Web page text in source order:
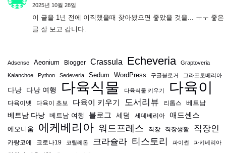
2025년 10월 28일
이 글을 1년 전에 이직했을때 찾아봤으면 좋았을 것을... ㅜㅜ 좋은
글 잘 보고 갑니다.
Adsense Aeonium Blogger Crassula Echeveria Graptoveria
Kalanchoe Python Sedeveria Sedum WordPress 구글블로거 그라프토베리아
다낭 다낭 여행 다육식물 다육식물 키우기 다육이
다육이넷 다육이 초보 다육이 키우기 도서리뷰 리톱스
베트남
베트남 다낭 베트남 여행 블로그 세덤 세데베리아 애드센스
에오니움 에케베리아 워드프레스 직장 직장생활 직장인
카랑코에 코로나19 코틸레돈 크라슐라 티스토리 파이썬 파키베리아